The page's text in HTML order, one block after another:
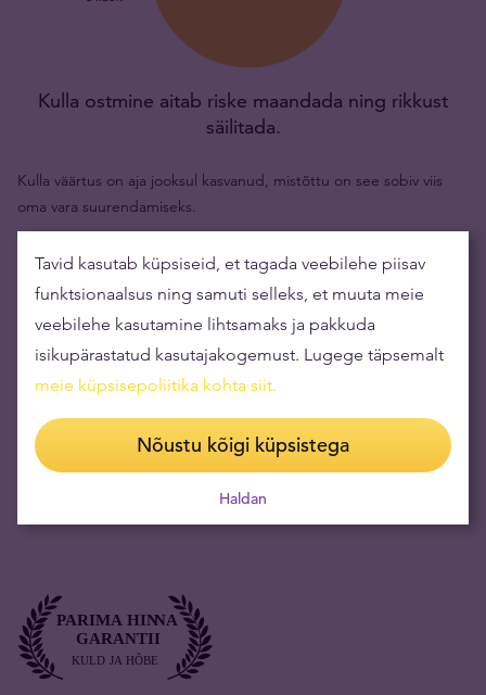
Kulla ostmine aitab riske maandada ning rikkust
säilitada.
Kulla väärtus on aja jooksul kasvanud, mistõttu on see sobiv viis
oma vara suurendamiseks.
Toote väärtus (1tk) 1 109,20 €
Tagasiostuhind
Teie risk
Fakt:
Kulla hind eurodes (EUR) on muutunud 215.79%, võrreldes
perioodiga 10 aastat tagasi. Selle aja jooksul oli madalaim hind 1
Kulla maailmaturuhind hetkel: 3 756,60 EUR/oz
Tavid kasutab küpsiseid, et tagada veebilehe piisav
funktsionaalsus ning samuti selleks, et muuta meie
veebilehe kasutamine lihtsamaks ja pakkuda
isikupärastatud kasutajakogemust. Lugege täpsemalt
meie küpsisepoliitika kohta siit.
Nõustu kõigi küpsistega
Haldan